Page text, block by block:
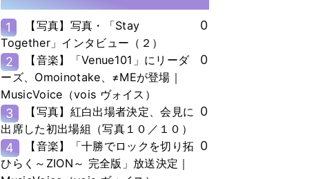
1
【写真】写真・「Stay
Together」インタビュー（２）
0
2
【音楽】「Venue101」にリーダ
ーズ、Omoinotake、≠MEが登場｜
MusicVoice（vois ヴォイス）
0
3
【写真】紅白出場者決定、会見に
出席した初出場組（写真１０／１０）
0
4
【音楽】「十勝でロックを切り拓
ひらく～ZION～ 完全版」放送決定｜
0